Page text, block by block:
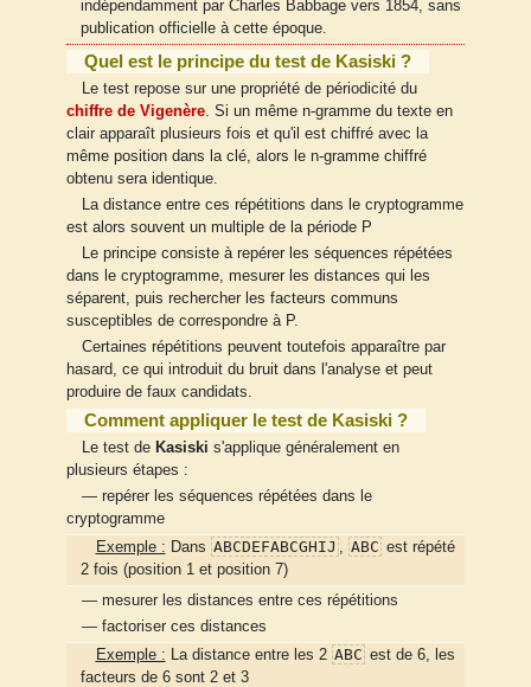
indépendamment par Charles Babbage vers 1854, sans
publication officielle à cette époque.
Quel est le principe du test de Kasiski ?
Le test repose sur une propriété de périodicité du
chiffre de Vigenère. Si un même n-gramme du texte en
clair apparaît plusieurs fois et qu'il est chiffré avec la
même position dans la clé, alors le n-gramme chiffré
obtenu sera identique.
La distance entre ces répétitions dans le cryptogramme
est alors souvent un multiple de la période P
Le principe consiste à repérer les séquences répétées
dans le cryptogramme, mesurer les distances qui les
séparent, puis rechercher les facteurs communs
susceptibles de correspondre à P.
Certaines répétitions peuvent toutefois apparaître par
hasard, ce qui introduit du bruit dans l'analyse et peut
produire de faux candidats.
Comment appliquer le test de Kasiski ?
Le test de Kasiski s'applique généralement en
plusieurs étapes :
— repérer les séquences répétées dans le
cryptogramme
Exemple : Dans ABCDEFABCGHIJ , ABCest répété
2 fois (position 1 et position 7)
— mesurer les distances entre ces répétitions
— factoriser ces distances
Exemple : La distance entre les 2 ABCest de 6, les
facteurs de 6 sont 2 et 3